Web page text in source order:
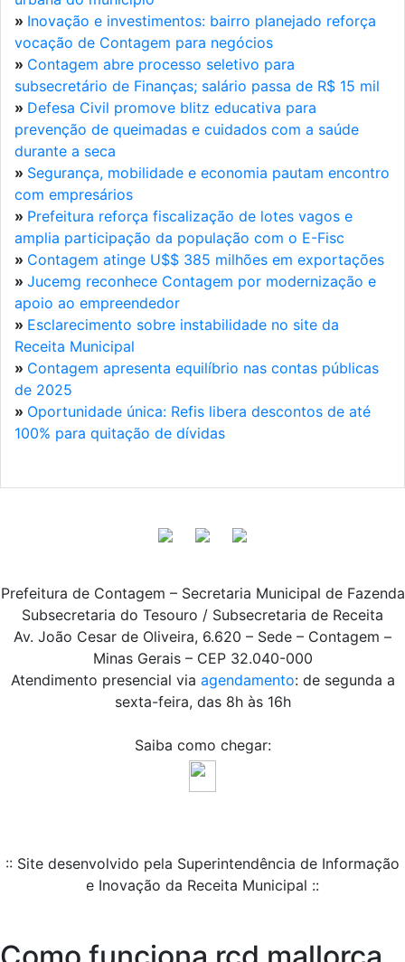
» Inovação e investimentos: bairro planejado reforça
vocação de Contagem para negócios
» Contagem abre processo seletivo para
subsecretário de Finanças; salário passa de R$ 15 mil
» Defesa Civil promove blitz educativa para
prevenção de queimadas e cuidados com a saúde
durante a seca
» Segurança, mobilidade e economia pautam encontro
com empresários
» Prefeitura reforça fiscalização de lotes vagos e
amplia participação da população com o E-Fisc
» Contagem atinge U$$ 385 milhões em exportações
» Jucemg reconhece Contagem por modernização e
apoio ao empreendedor
» Esclarecimento sobre instabilidade no site da
Receita Municipal
» Contagem apresenta equilíbrio nas contas públicas
de 2025
» Oportunidade única: Refis libera descontos de até
100% para quitação de dívidas
Prefeitura de Contagem – Secretaria Municipal de Fazenda
Subsecretaria do Tesouro / Subsecretaria de Receita
Av. João Cesar de Oliveira, 6.620 – Sede – Contagem –
Minas Gerais – CEP 32.040-000
Atendimento presencial via agendamento: de segunda a
sexta-feira, das 8h às 16h
Saiba como chegar:
:: Site desenvolvido pela Superintendência de Informação
e Inovação da Receita Municipal ::